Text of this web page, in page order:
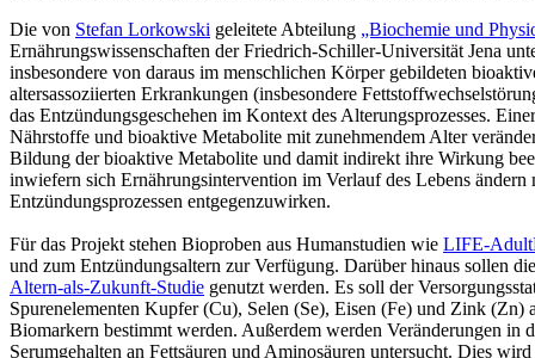
Die von Stefan Lorkowski geleitete Abteilung „Biochemie und
Ernährungswissenschaften der Friedrich-Schiller-Universität Jena
insbesondere von daraus im menschlichen Körper gebildeten
altersassoziierten Erkrankungen (insbesondere
das Entzündungsgeschehen im Kontext des Alterungsprozesses.
Nährstoffe und bioaktive Metabolite mit zunehmendem Alter
Bildung der bioaktive Metabolite und damit indirekt ihre Wirkung
inwiefern sich Ernährungsintervention im Verlauf des Lebens ändern
Entzündungsprozessen entgegenzuwirken.
Für das Projekt stehen Bioproben aus Humanstudien wie LIFE-Adult
und zum Entzündungsaltern zur Verfügung. Darüber hinaus sollen
Altern-als-Zukunft-Studie genutzt werden. Es soll der
Spurenelementen Kupfer (Cu), Selen (Se), Eisen (Fe) und Zink
Biomarkern bestimmt werden. Außerdem werden Veränderungen in
Serumgehalten an Fettsäuren und Aminosäuren untersucht. Dies